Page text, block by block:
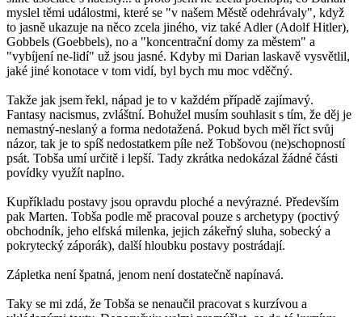
myslel těmi událostmi, které se "v našem Městě odehrávaly", když
to jasně ukazuje na něco zcela jiného, viz také Adler (Adolf Hitler),
Gobbels (Goebbels), no a "koncentrační domy za městem" a
"vybíjení ne-lidí" už jsou jasné. Kdyby mi Darian laskavě vysvětlil,
jaké jiné konotace v tom vidí, byl bych mu moc vděčný.
Takže jak jsem řekl, nápad je to v každém případě zajímavý.
Fantasy nacismus, zvláštní. Bohužel musím souhlasit s tím, že děj je
nemastný-neslaný a forma nedotažená. Pokud bych měl říct svůj
názor, tak je to spíš nedostatkem píle než Tobšovou (ne)schopností
psát. Tobša umí určitě i lepší. Tady zkrátka nedokázal žádné části
povídky využít naplno.
Kupříkladu postavy jsou opravdu ploché a nevýrazné. Především
pak Marten. Tobša podle mě pracoval pouze s archetypy (poctivý
obchodník, jeho elfská milenka, jejich zákeřný sluha, sobecký a
pokrytecký záporák), další hloubku postavy postrádají.
Zápletka není špatná, jenom není dostatečně napínavá.
Taky se mi zdá, že Tobša se nenaučil pracovat s kurzívou a